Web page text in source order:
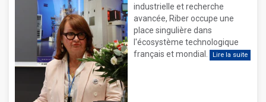
industrielle et recherche
avancée, Riber occupe une
place singulière dans
l'écosystème technologique
français et mondial.
Lire la suite